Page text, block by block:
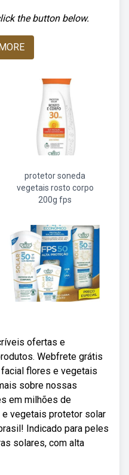
the button below.
protetor soneda
vegetais rosto corpo
200g fps
ofertas e
Webfrete grátis
flores e vegetais
sobre nossas
em milhões de
vegetais protetor solar
Indicado para peles
solares, com alta